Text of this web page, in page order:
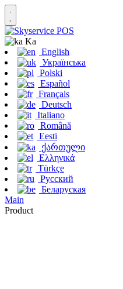
Ka
English
Українська
Polski
Español
Français
Deutsch
Italiano
Română
Eesti
ქართული
Ελληνικά
Türkçe
Русский
Беларуская
Main
Product